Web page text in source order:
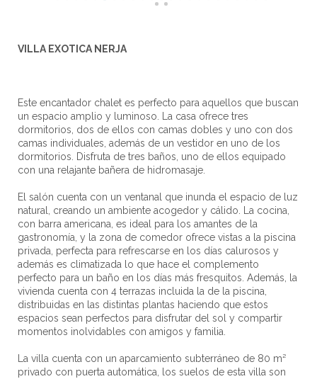
VILLA EXOTICA NERJA
Este encantador chalet es perfecto para aquellos que buscan
un espacio amplio y luminoso. La casa ofrece tres
dormitorios, dos de ellos con camas dobles y uno con dos
camas individuales, además de un vestidor en uno de los
dormitorios. Disfruta de tres baños, uno de ellos equipado
con una relajante bañera de hidromasaje.
El salón cuenta con un ventanal que inunda el espacio de luz
natural, creando un ambiente acogedor y cálido. La cocina,
con barra americana, es ideal para los amantes de la
gastronomía, y la zona de comedor ofrece vistas a la piscina
privada, perfecta para refrescarse en los días calurosos y
además es climatizada lo que hace el complemento
perfecto para un baño en los días más fresquitos. Además, la
vivienda cuenta con 4 terrazas incluida la de la piscina,
distribuidas en las distintas plantas haciendo que estos
espacios sean perfectos para disfrutar del sol y compartir
momentos inolvidables con amigos y familia.
La villa cuenta con un aparcamiento subterráneo de 80 m²
privado con puerta automática, los suelos de esta villa son